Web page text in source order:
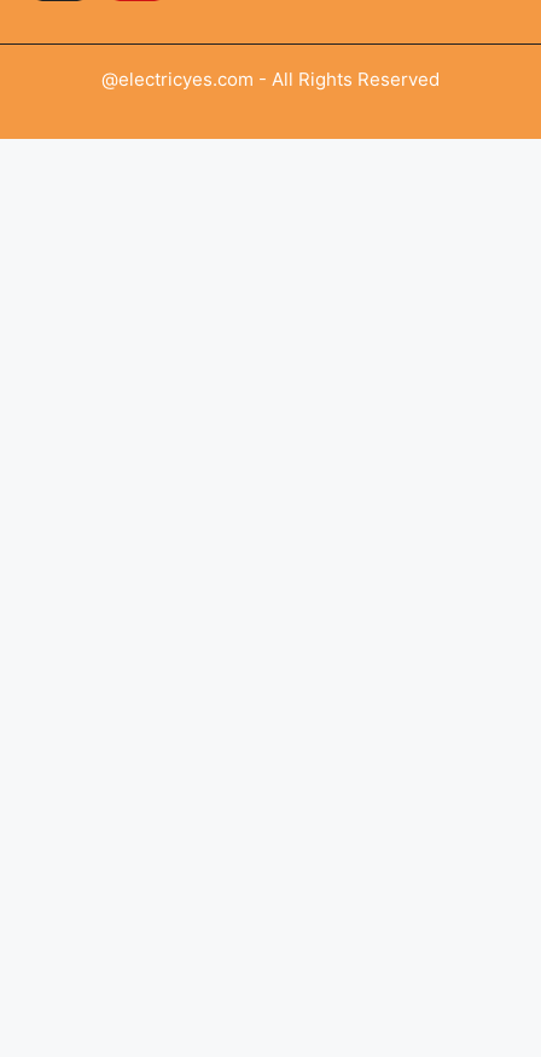
@electricyes.com - All Rights Reserved